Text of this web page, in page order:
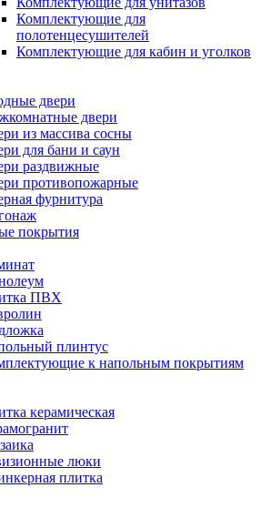
Комплектующие для
полотенцесушителей
Комплектующие для кабин и уголков
двери
двери
из массива сосны
для бани и саун
раздвижные
противопожарные
фурнитура
покрытия
ПВХ
плинтус
к напольным покрытиям
керамическая
люки
плитка